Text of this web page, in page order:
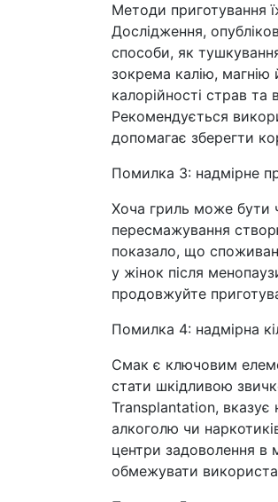
Методи приготування
Дослідження,
способи, як
зокрема калію, магнію
калорійності страв
Рекомендується
допомагає зберегти
Помилка 3: надмірне
Хоча гриль може бути
пересмажування
показало, що
у жінок після
продовжуйте
Помилка 4: надмірна
Смак є ключовим
стати шкідливою
Transplantation, вказує
алкоголю чи
центри задоволення в
обмежувати